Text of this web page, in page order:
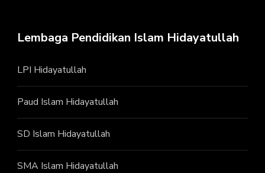
Lembaga Pendidikan Islam Hidayatullah
LPI Hidayatullah
Paud Islam Hidayatullah
SD Islam Hidayatullah
SMA Islam Hidayatullah